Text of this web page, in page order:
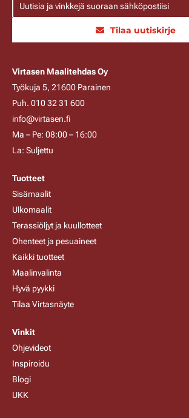
Tilaa uutiskirje
Virtasen Maalitehdas Oy
Työkuja 5, 21600 Parainen
Puh. 010 32 31 600
info@virtasen.fi
Ma – Pe: 08:00 – 16:00
La: Suljettu
Tuotteet
Sisämaalit
Ulkomaalit
Terassiöljyt ja kuullotteet
Ohenteet ja pesuaineet
Kaikki tuotteet
Maalinvalinta
Hyvä pyykki
Tilaa Virtasnäyte
Vinkit
Ohjevideot
Inspiroidu
Blogi
UKK